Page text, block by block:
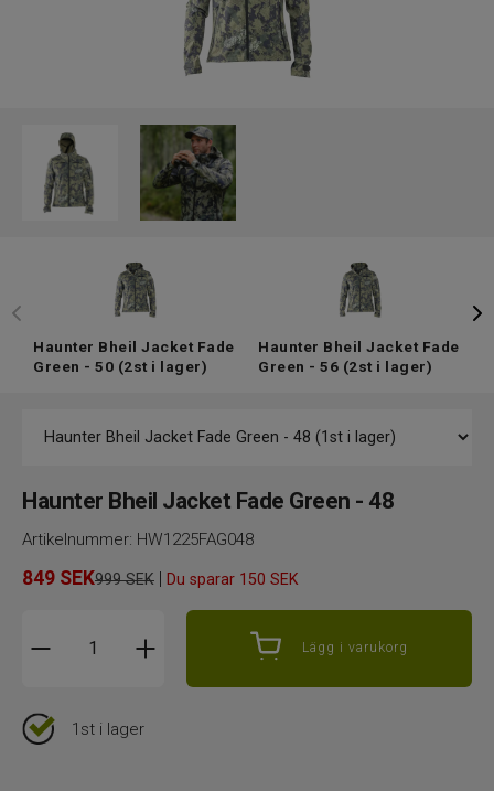
Haunter Bheil Jacket Fade
Green - 50 (2st i lager)
Haunter Bheil Jacket Fade
Green - 56 (2st i lager)
Haunter Bheil Jacket Fade Green - 48
Artikelnummer: HW1225FAG048
849 SEK999 SEK | Du sparar 150 SEK
Lägg i varukorg
1st i lager